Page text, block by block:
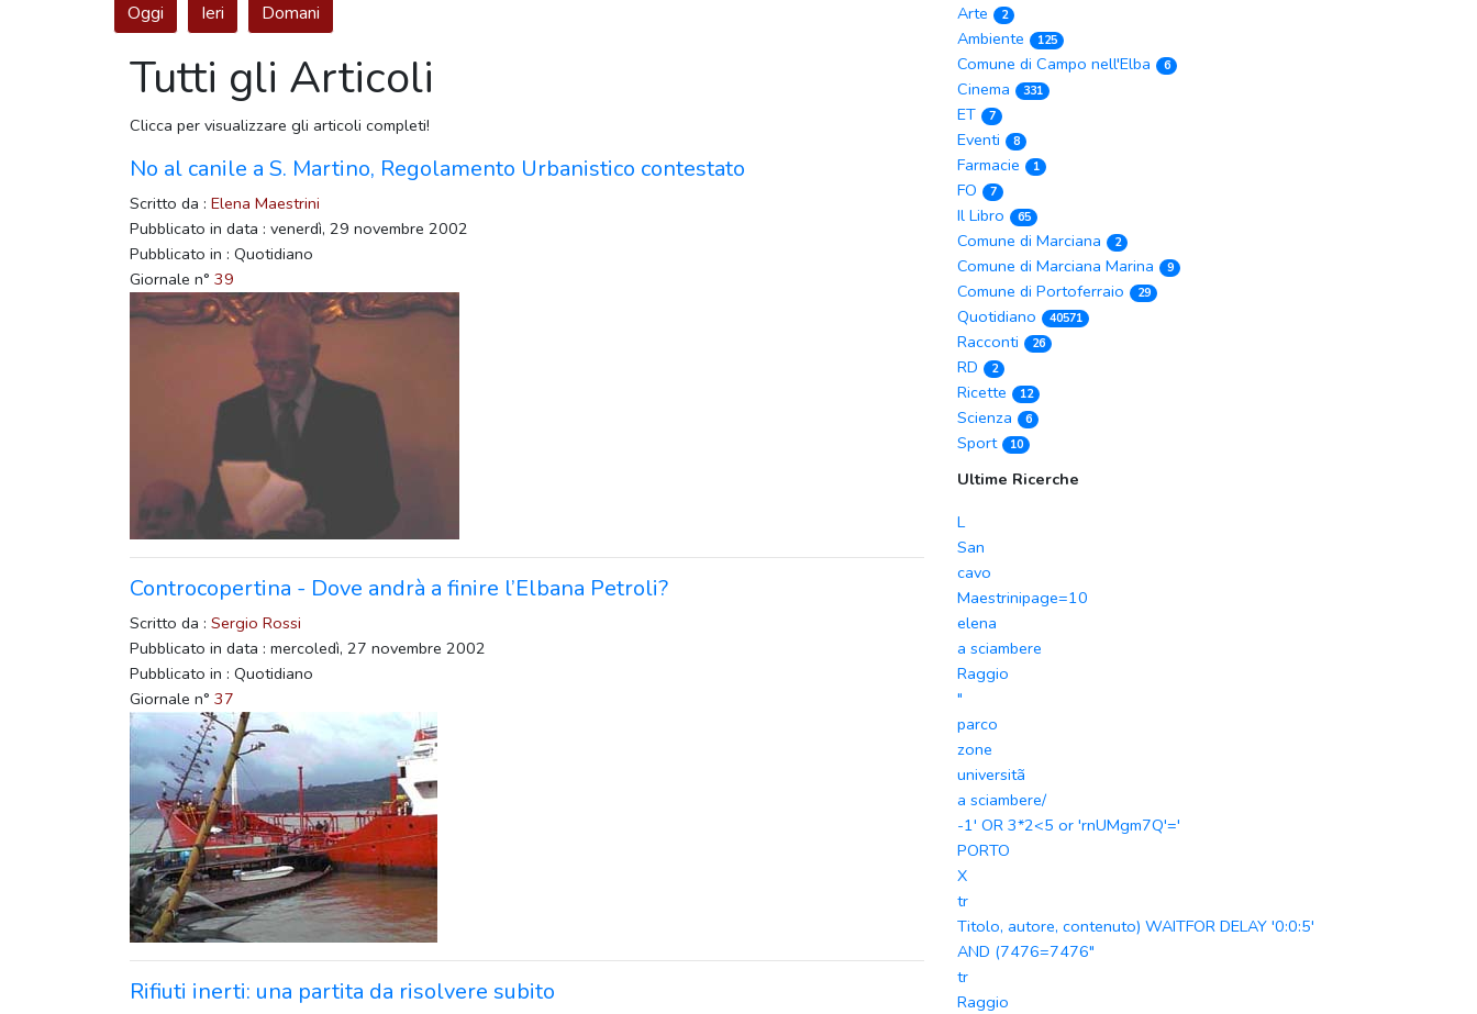
Oggi Ieri Domani
Tutti gli Articoli
Clicca per visualizzare gli articoli completi!
No al canile a S. Martino, Regolamento Urbanistico contestato
Scritto da : Elena Maestrini
Pubblicato in data : venerdì, 29 novembre 2002
Pubblicato in : Quotidiano
Giornale n° 39
Controcopertina - Dove andrà a finire l’Elbana Petroli?
Scritto da : Sergio Rossi
Pubblicato in data : mercoledì, 27 novembre 2002
Pubblicato in : Quotidiano
Giornale n° 37
Rifiuti inerti: una partita da risolvere subito
Arte 2
Ambiente 125
Comune di Campo nell'Elba 6
Cinema 331
ET 7
Eventi 8
Farmacie 1
FO 7
Il Libro 65
Comune di Marciana 2
Comune di Marciana Marina 9
Comune di Portoferraio 29
Quotidiano 40571
Racconti 26
RD 2
Ricette 12
Scienza 6
Sport 10
Ultime Ricerche
L
San
cavo
Maestrinipage=10
elena
a sciambere
Raggio
"
parco
zone
universitã
a sciambere/
-1' OR 3*2<5 or 'rnUMgm7Q'='
PORTO
X
tr
Titolo, autore, contenuto) WAITFOR DELAY '0:0:5'
AND (7476=7476"
tr
Raggio